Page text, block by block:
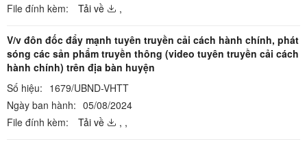
File đính kèm:
Tải về ,
V/v đôn đốc đẩy mạnh tuyên truyền cải cách hành chính, phát
sóng các sản phẩm truyền thông (video tuyên truyền cải cách
hành chính) trên địa bàn huyện
Số hiệu: 1679/UBND-VHTT
Ngày ban hành: 05/08/2024
File đính kèm:
Tải về , ,